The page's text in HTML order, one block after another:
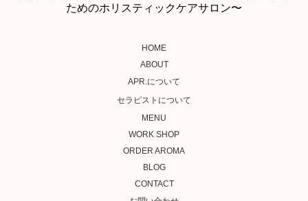
ためのホリスティックケアサロン〜
HOME
ABOUT
APR.について
セラピストについて
MENU
WORK SHOP
ORDER AROMA
BLOG
CONTACT